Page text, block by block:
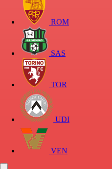
ROM
SAS
TOR
UDI
VEN